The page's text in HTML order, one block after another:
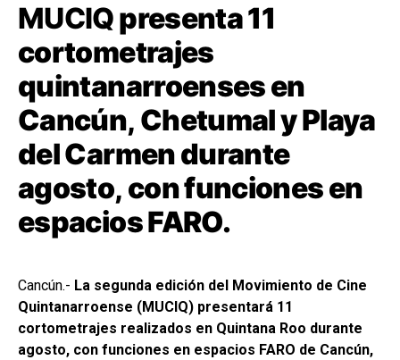
MUCIQpresenta 11
cortometrajes
quintanarroenses en
Cancún, Chetumal y Playa
del Carmen durante
agosto, con funciones en
espacios FARO.
Cancún.- La segunda edición del Movimiento de Cine
Quintanarroense (MUCIQ) presentará 11
cortometrajes realizados en Quintana Roo durante
agosto, con funciones en espacios FARO de Cancún,